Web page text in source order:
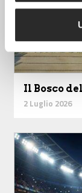
Il Bosco
2 Luglio 2026